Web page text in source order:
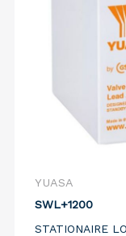
YUASA
SWL+1200
STATIONAIRE